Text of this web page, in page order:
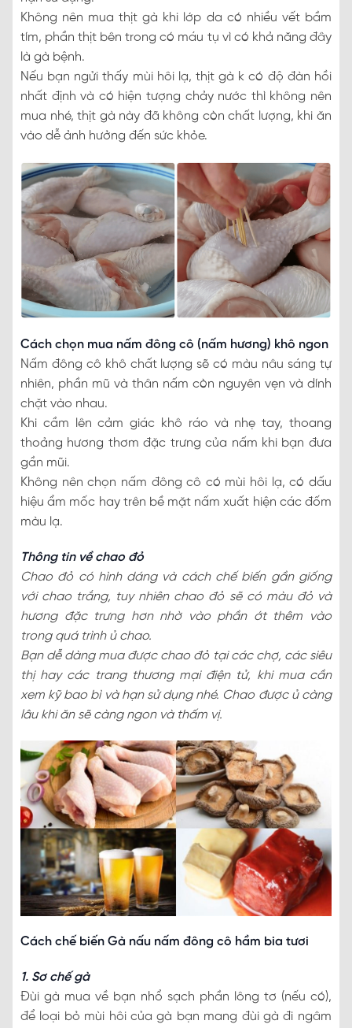
Không nên mua thịt gà khi lớp da có nhiều vết bầm
tím, phần thịt bên trong có máu tụ vì có khả năng đây
là gà bệnh.
Nếu bạn ngửi thấy mùi hôi lạ, thịt gà k có độ đàn hồi
nhất định và có hiện tượng chảy nước thì không nên
mua nhé, thịt gà này đã không còn chất lượng, khi ăn
vào dễ ảnh hưởng đến sức khỏe.
Cách chọn mua nấm đông cô (nấm hương) khô ngon
Nấm đông cô khô chất lượng sẽ có màu nâu sáng tự
nhiên, phần mũ và thân nấm còn nguyên vẹn và dính
chặt vào nhau.
Khi cầm lên cảm giác khô ráo và nhẹ tay, thoang
thoảng hương thơm đặc trưng của nấm khi bạn đưa
gần mũi.
Không nên chọn nấm đông cô có mùi hôi lạ, có dấu
hiệu ẩm mốc hay trên bề mặt nấm xuất hiện các đốm
màu lạ.
Thông tin về chao đỏ
Chao đỏ có hình dáng và cách chế biến gần giống
với chao trắng, tuy nhiên chao đỏ sẽ có màu đỏ và
hương đặc trưng hơn nhờ vào phần ớt thêm vào
trong quá trình ủ chao.
Bạn dễ dàng mua được chao đỏ tại các chợ, các siêu
thị hay các trang thương mại điện tử, khi mua cần
xem kỹ bao bì và hạn sử dụng nhé. Chao được ủ càng
lâu khi ăn sẽ càng ngon và thấm vị.
Cách chế biến Gà nấu nấm đông cô hầm bia tươi
1. Sơ chế gà
Đùi gà mua về bạn nhổ sạch phần lông tơ (nếu có),
để loại bỏ mùi hôi của gà bạn mang đùi gà đi ngâm